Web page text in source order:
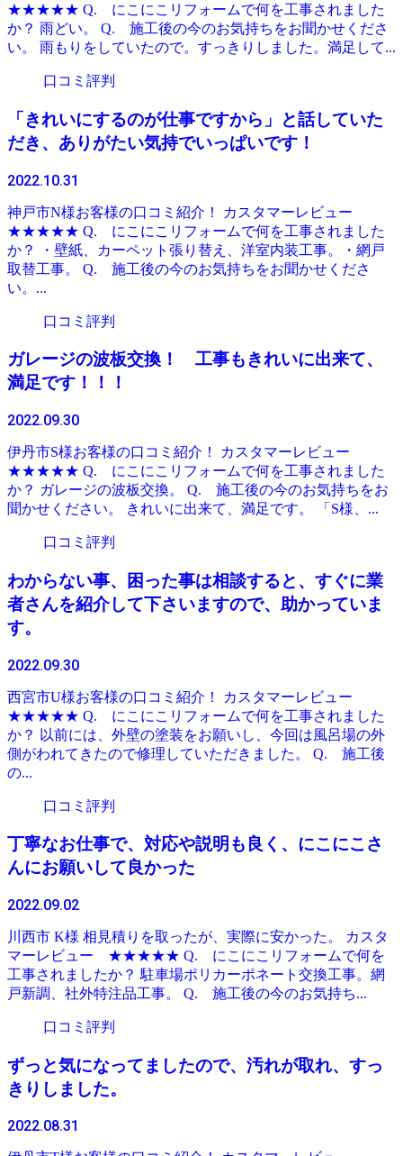
★★★★★ Q. にこにこリフォームで何を工事されました
か？ 雨どい。 Q. 施工後の今のお気持ちをお聞かせくださ
い。 雨もりをしていたので。すっきりしました。満足して...
口コミ評判
「きれいにするのが仕事ですから」と話していた
だき、ありがたい気持でいっぱいです！
2022.10.31
神戸市N様お客様の口コミ紹介！ カスタマーレビュー
★★★★★ Q. にこにこリフォームで何を工事されました
か？ ・壁紙、カーペット張り替え、洋室内装工事。・網戸
取替工事。 Q. 施工後の今のお気持ちをお聞かせくださ
い。...
口コミ評判
ガレージの波板交換！ 工事もきれいに出来て、
満足です！！！
2022.09.30
伊丹市S様お客様の口コミ紹介！ カスタマーレビュー
★★★★★ Q. にこにこリフォームで何を工事されました
か？ ガレージの波板交換。 Q. 施工後の今のお気持ちをお
聞かせください。 きれいに出来て、満足です。 「S様、...
口コミ評判
わからない事、困った事は相談すると、すぐに業
者さんを紹介して下さいますので、助かっていま
す。
2022.09.30
西宮市U様お客様の口コミ紹介！ カスタマーレビュー
★★★★★ Q. にこにこリフォームで何を工事されました
か？ 以前には、外壁の塗装をお願いし、今回は風呂場の外
側がわれてきたので修理していただきました。 Q. 施工後
の...
口コミ評判
丁寧なお仕事で、対応や説明も良く、にこにこさ
んにお願いして良かった
2022.09.02
川西市 K様 相見積りを取ったが、実際に安かった。 カスタ
マーレビュー ★★★★★ Q. にこにこリフォームで何を
工事されましたか？ 駐車場ポリカーポネート交換工事。網
戸新調、社外特注品工事。 Q. 施工後の今のお気持ち...
口コミ評判
ずっと気になってましたので、汚れが取れ、すっ
きりしました。
2022.08.31